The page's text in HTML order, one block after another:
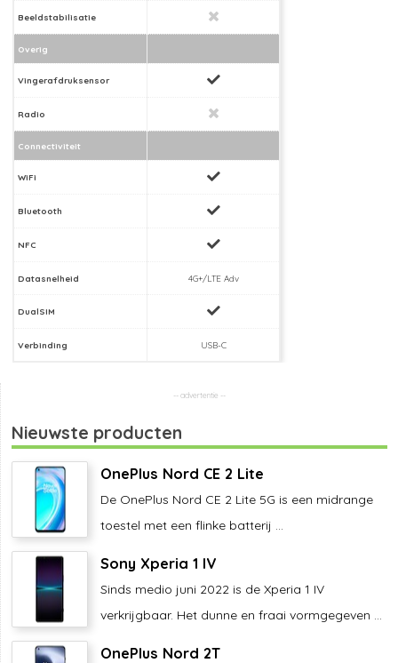
Beeldstabilisatie
Overig
Vingerafdruksensor
Radio
Connectiviteit
WiFi
Bluetooth
NFC
Datasnelheid 4G+/LTE Adv
DualSIM
Verbinding USB-C
Nieuwste producten
OnePlus Nord CE 2 Lite
De OnePlus Nord CE 2 Lite 5G is een midrange
toestel met een flinke batterij ...
Sony Xperia 1 IV
Sinds medio juni 2022 is de Xperia 1 IV
verkrijgbaar. Het dunne en fraai vormgegeven ...
OnePlus Nord 2T